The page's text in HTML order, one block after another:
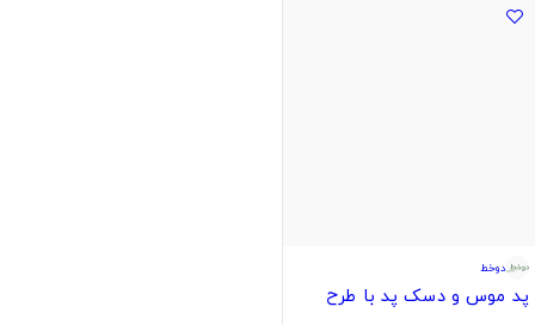
دوخط
پد موس و دسک پد با طرح